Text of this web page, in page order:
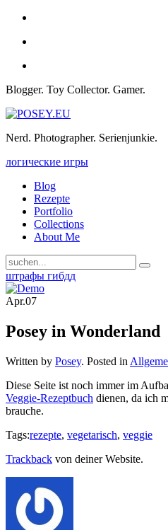
Blogger. Toy Collector. Gamer.
Nerd. Photographer. Serienjunkie.
логические игры
Blog
Rezepte
Portfolio
Collections
About Me
штрафы гибдд
Apr.07
Posey in Wonderland
Written by Posey. Posted in
Diese Seite ist noch immer im
Veggie-Rezeptbuch dienen, da ich
brauche.
Tags:rezepte, vegetarisch, veggie
Trackback von deiner Website.